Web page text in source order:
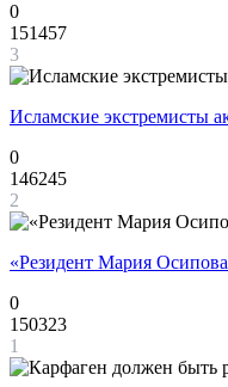
0
151457
3
Исламские экстремисты
0
146245
2
«Резидент Мария
0
150323
1